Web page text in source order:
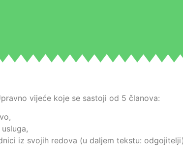
vijeće koje se sastoji od 5 članova:
iz svojih redova (u daljem tekstu: